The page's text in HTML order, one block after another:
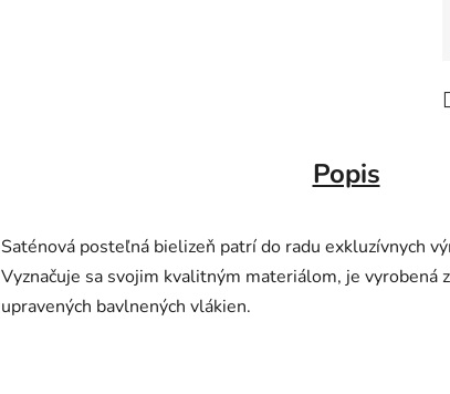
Popis
Saténová posteľná bielizeň patrí do radu exkluzívnych
Vyznačuje sa svojim kvalitným materiálom, je vyrobená
upravených bavlnených vlákien.